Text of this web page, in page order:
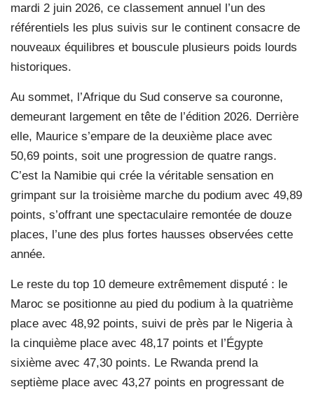
mardi 2 juin 2026, ce classement annuel l’un des
référentiels les plus suivis sur le continent consacre de
nouveaux équilibres et bouscule plusieurs poids lourds
historiques.
Au sommet, l’Afrique du Sud conserve sa couronne,
demeurant largement en tête de l’édition 2026. Derrière
elle, Maurice s’empare de la deuxième place avec
50,69 points, soit une progression de quatre rangs.
C’est la Namibie qui crée la véritable sensation en
grimpant sur la troisième marche du podium avec 49,89
points, s’offrant une spectaculaire remontée de douze
places, l’une des plus fortes hausses observées cette
année.
Le reste du top 10 demeure extrêmement disputé : le
Maroc se positionne au pied du podium à la quatrième
place avec 48,92 points, suivi de près par le Nigeria à
la cinquième place avec 48,17 points et l’Égypte
sixième avec 47,30 points. Le Rwanda prend la
septième place avec 43,27 points en progressant de